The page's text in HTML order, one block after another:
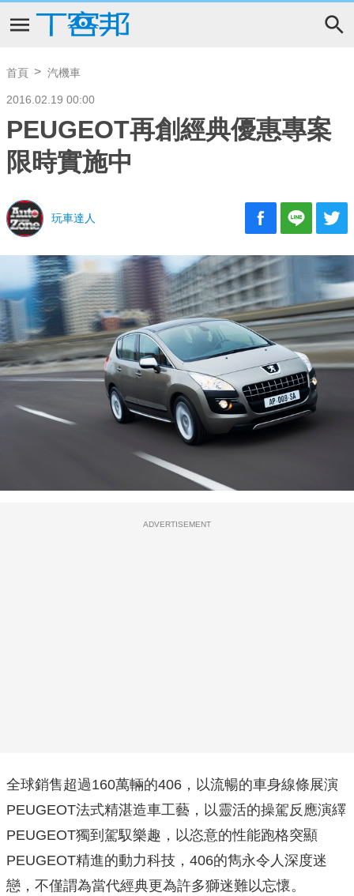
首頁 汽機車
2016.02.19 00:00
PEUGEOT再創經典優惠專案
限時實施中
玩車達人
ADVERTISEMENT
全球銷售超過160萬輛的406，以流暢的車身線條展演
PEUGEOT法式精湛造車工藝，以靈活的操駕反應演繹
PEUGEOT獨到駕馭樂趣，以恣意的性能跑格突顯
PEUGEOT精進的動力科技，406的雋永令人深度迷
戀，不僅謂為當代經典更為許多獅迷難以忘懷。